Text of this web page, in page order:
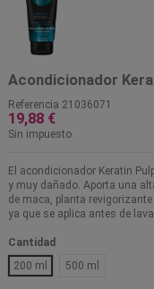
Acondicionador
Referencia 21036071
19,88 €
Sin impuesto
El acondicionador Keratin
y muy dañado. Aporta una
de maca, planta
ya que se aplica antes de
Cantidad
200 ml
500 ml